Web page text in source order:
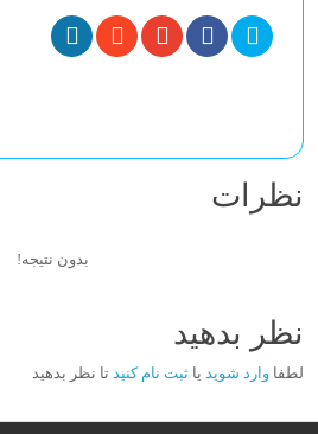
نظرات
بدون نتیجه!
نظر بدهید
لطفا وارد شوید یا ثبت نام کنید تا نظر بدهید